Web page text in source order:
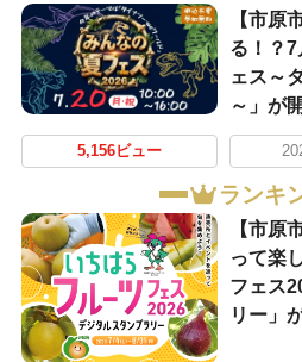
【市原
る！？
ェス～
～」が
5,156ビュー
ランキ
【市原
って楽
フェス
リー」